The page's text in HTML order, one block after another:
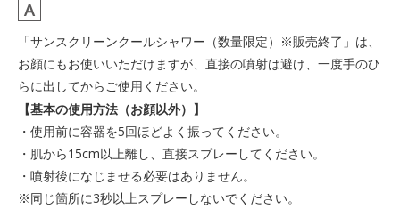
「サンスクリーンクールシャワー（数量限定）※販売終了」は、
お顔にもお使いいただけますが、直接の噴射は避け、一度手のひ
らに出してからご使用ください。
【基本の使用方法（お顔以外）】
・使用前に容器を5回ほどよく振ってください。
・肌から15cm以上離し、直接スプレーしてください。
・噴射後になじませる必要はありません。
※同じ箇所に3秒以上スプレーしないでください。